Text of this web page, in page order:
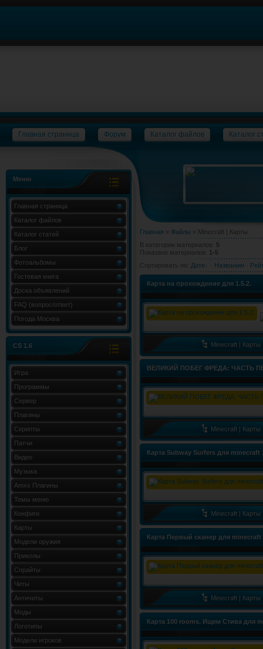
Главная страница Форум Каталог файлов Каталог
Меню
Главная страница
Каталог файлов
Каталог статей
Блог
Фотоальбомы
Гостевая книга
Доска объявлений
FAQ (вопрос/ответ)
Погода Москва
CS 1.6
Игра
Программы
Сервер
Плагины
Скрипты
Патчи
Видео
Музыка
Amxx Плагины
Темы меню
Конфиги
Карты
Модели оружия
Приколы
Спрайты
Читы
Античиты
Моды
Логотипы
Модели игроков
Главная » Файлы » Minecraft | Карты
В категории материалов: 5
Показано материалов: 1-5
Сортировать по : Дате Названию
Карта на прохождение для 1.5.2.
Minecraft | Карты
ВЕЛИКИЙ ПОБЕГ ФРЕДА: ЧАСТЬ
Minecraft | Карты
Карта Subway Surfers для minecraft
Minecraft | Карты
Карта Первый cканер для minecraft
Minecraft | Карты
Карта 100 rooms. Ищем Стива для